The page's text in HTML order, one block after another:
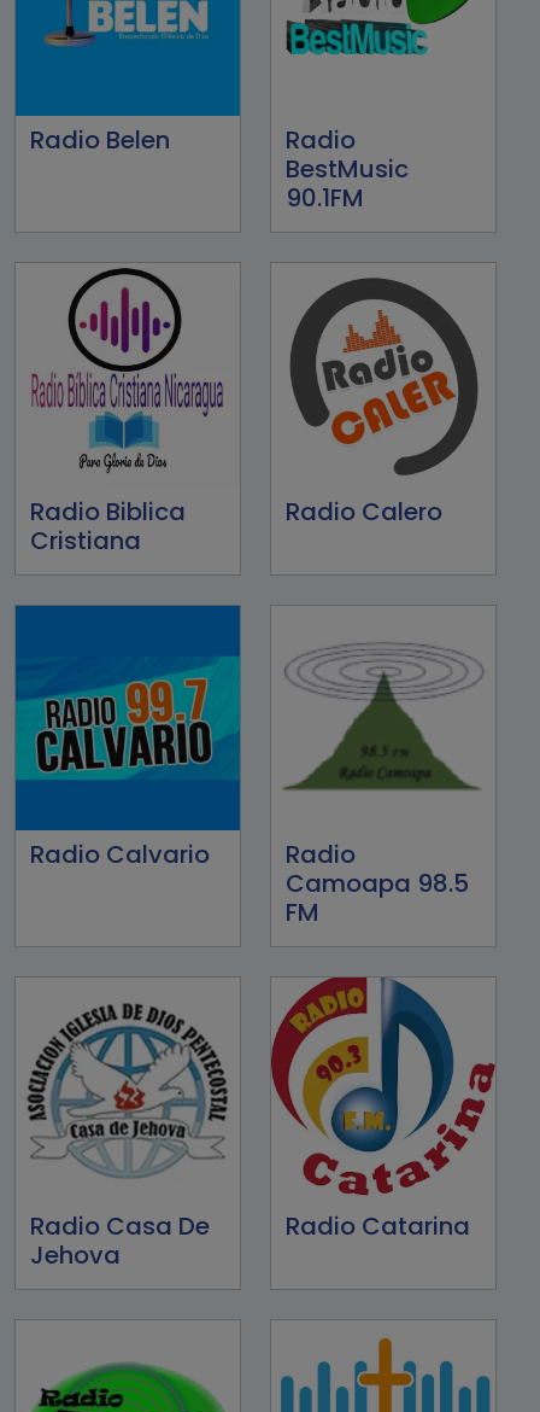
Radio Belen
Radio
BestMusic
90.1FM
Radio Biblica
Cristiana
Radio Calero
Radio Calvario
Radio
Camoapa 98.5
FM
Radio Casa De
Jehova
Radio Catarina